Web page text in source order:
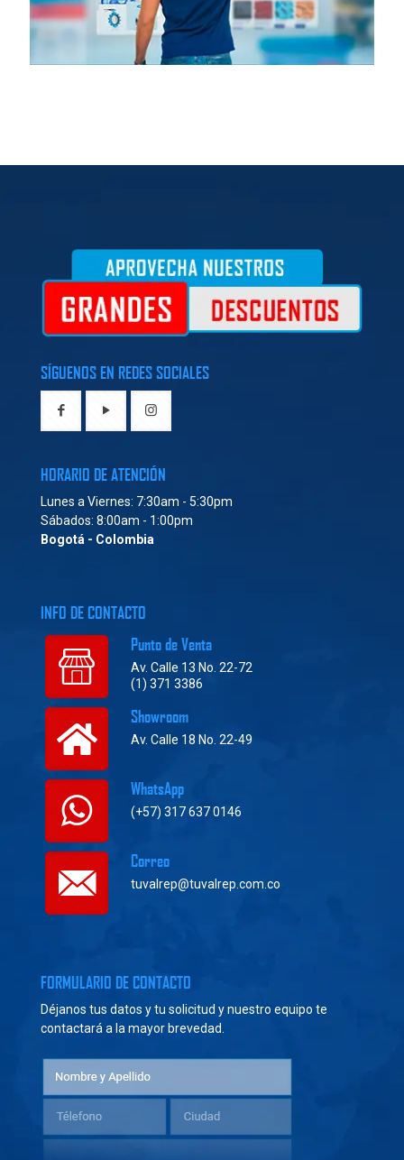
SÍGUENOS EN REDES SOCIALES
HORARIO DE ATENCIÓN
Lunes a Viernes: 7:30am - 5:30pm
Sábados: 8:00am - 1:00pm
Bogotá - Colombia
INFO DE CONTACTO
Punto de Venta
Av. Calle 13 No. 22-72
(1) 371 3386
Showroom
Av. Calle 18 No. 22-49
WhatsApp
(+57) 317 637 0146
Correo
tuvalrep@tuvalrep.com.co
FORMULARIO DE CONTACTO
Déjanos tus datos y tu solicitud y nuestro equipo te
contactará a la mayor brevedad.